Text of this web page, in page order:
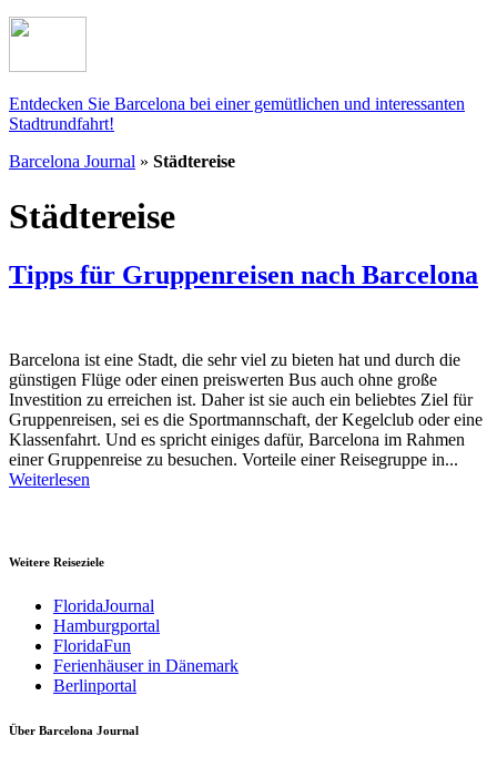
Entdecken Sie Barcelona bei einer gemütlichen und interessanten
Stadtrundfahrt!
Barcelona Journal » Städtereise
Städtereise
Tipps für Gruppenreisen nach Barcelona
Barcelona ist eine Stadt, die sehr viel zu bieten hat und durch die
günstigen Flüge oder einen preiswerten Bus auch ohne große
Investition zu erreichen ist. Daher ist sie auch ein beliebtes Ziel für
Gruppenreisen, sei es die Sportmannschaft, der Kegelclub oder eine
Klassenfahrt. Und es spricht einiges dafür, Barcelona im Rahmen
einer Gruppenreise zu besuchen. Vorteile einer Reisegruppe in...
Weiterlesen
Weitere Reiseziele
FloridaJournal
Hamburgportal
FloridaFun
Ferienhäuser in Dänemark
Berlinportal
Über Barcelona Journal